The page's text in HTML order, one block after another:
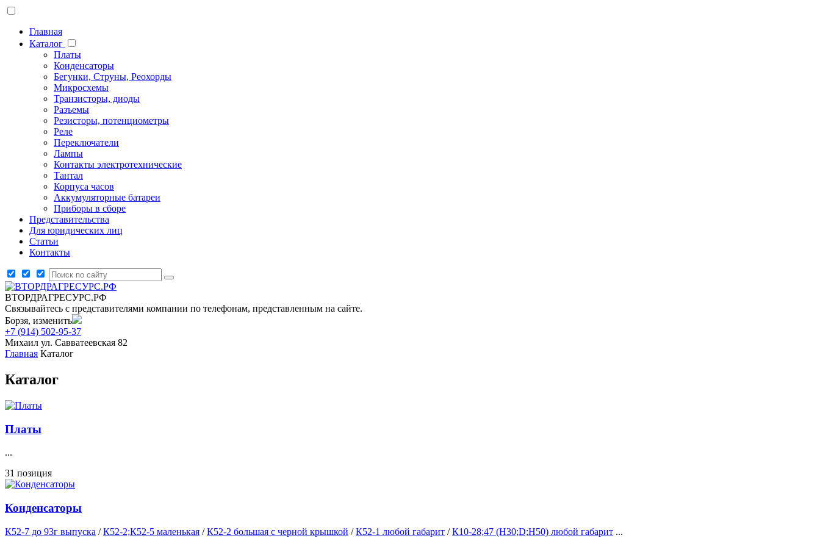
Главная
Каталог
Платы
Конденсаторы
Бегунки, Струны, Реохорды
Микросхемы
Транзисторы, диоды
Разъемы
Резисторы, потенциометры
Реле
Переключатели
Лампы
Контакты электротехнические
Тантал
Корпуса часов
Аккумуляторные батареи
Приборы в сборе
Представительства
Для юридических лиц
Статьи
Контакты
ВТОРДРАГРЕСУРС.РФ
Связывайтесь с представителями компании по телефонам, представленным на сайте.
Борзя, изменить
+7 (914) 502-95-37
Михаил ул. Савватеевская 82
Главная Каталог
Каталог
Платы
...
31 позиция
Конденсаторы
К52-7 до 93г выпуска /К52-2;К52-5 маленькая /К52-2 большая с черной крышкой /К52-1 любой габарит /К10-28;47 (Н30;D;Н50) любой габарит ...